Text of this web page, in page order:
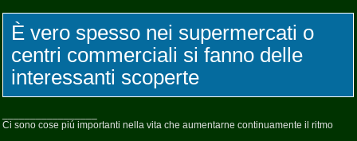
È vero spesso nei supermercati o
centri commerciali si fanno delle
interessanti scoperte
Ci sono cose piú importanti nella vita che aumentarne continuamente il ritmo